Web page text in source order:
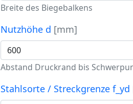
Breite des Biegebalkens
Nutzhöhe d [mm]
Abstand Druckrand bis
Stahlsorte / Streckgrenze f_yd